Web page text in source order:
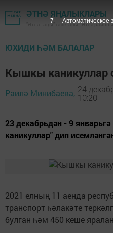
ӘТНӘ ЯҢАЛЫКЛАРЫ
"Әтнә таңы" газетасы - Әтнә районы
ЮХИДИ ҺӘМ БАЛАЛАР
Кышкы каникуллар
Раилә Минибаева, 24
10:20
23 декабрьдән - 9
каникуллар" дип
2021 елның 11 аенда
транспорт һәлакәте
булган һәм 450 кеше
7 Автоматическое